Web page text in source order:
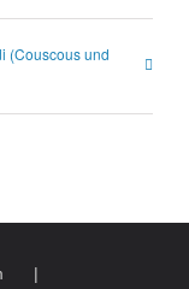
(Couscous und